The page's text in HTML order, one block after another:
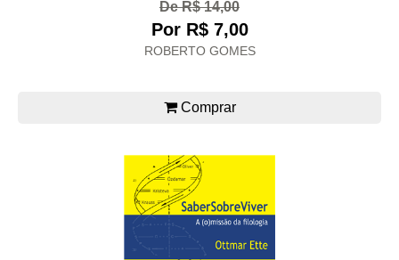
De R$ 14,00
Por R$ 7,00
ROBERTO GOMES
Comprar